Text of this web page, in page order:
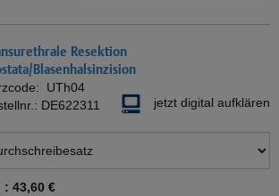
Resektion
Blasenhalsinzision
UTh04
DE622311 jetzt digital aufklären
: 43,60 €